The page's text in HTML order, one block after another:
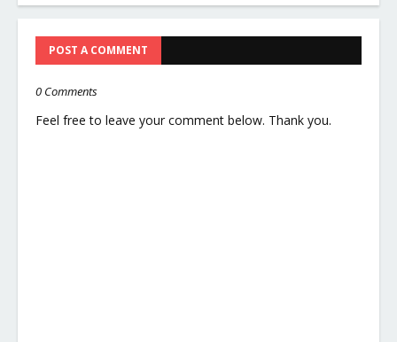
POST A COMMENT
0 Comments
Feel free to leave your comment below. Thank you.